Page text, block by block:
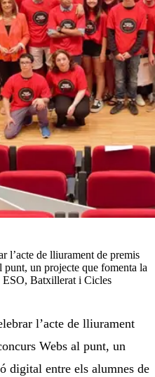
l’acte de lliurament de premis
un projecte que fomenta la
ESO, Batxillerat i Cicles
l’acte de lliurament
Webs al punt, un
digital entre els alumnes de